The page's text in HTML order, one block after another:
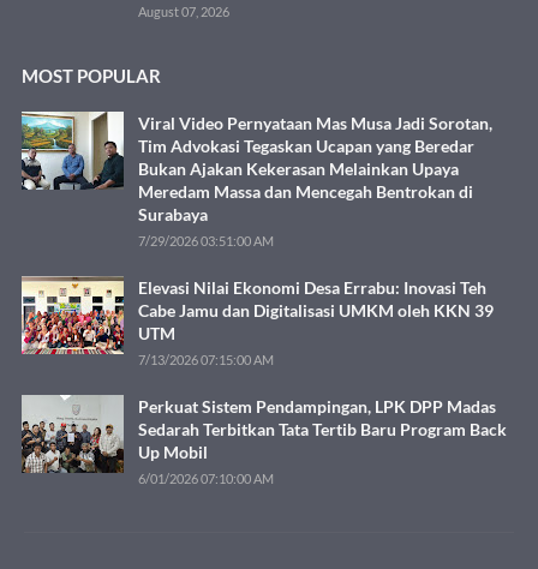
August 07, 2026
MOST POPULAR
Viral Video Pernyataan Mas Musa Jadi Sorotan,
Tim Advokasi Tegaskan Ucapan yang Beredar
Bukan Ajakan Kekerasan Melainkan Upaya
Meredam Massa dan Mencegah Bentrokan di
Surabaya
7/29/2026 03:51:00 AM
Elevasi Nilai Ekonomi Desa Errabu: Inovasi Teh
Cabe Jamu dan Digitalisasi UMKM oleh KKN 39
UTM
7/13/2026 07:15:00 AM
Perkuat Sistem Pendampingan, LPK DPP Madas
Sedarah Terbitkan Tata Tertib Baru Program Back
Up Mobil
6/01/2026 07:10:00 AM